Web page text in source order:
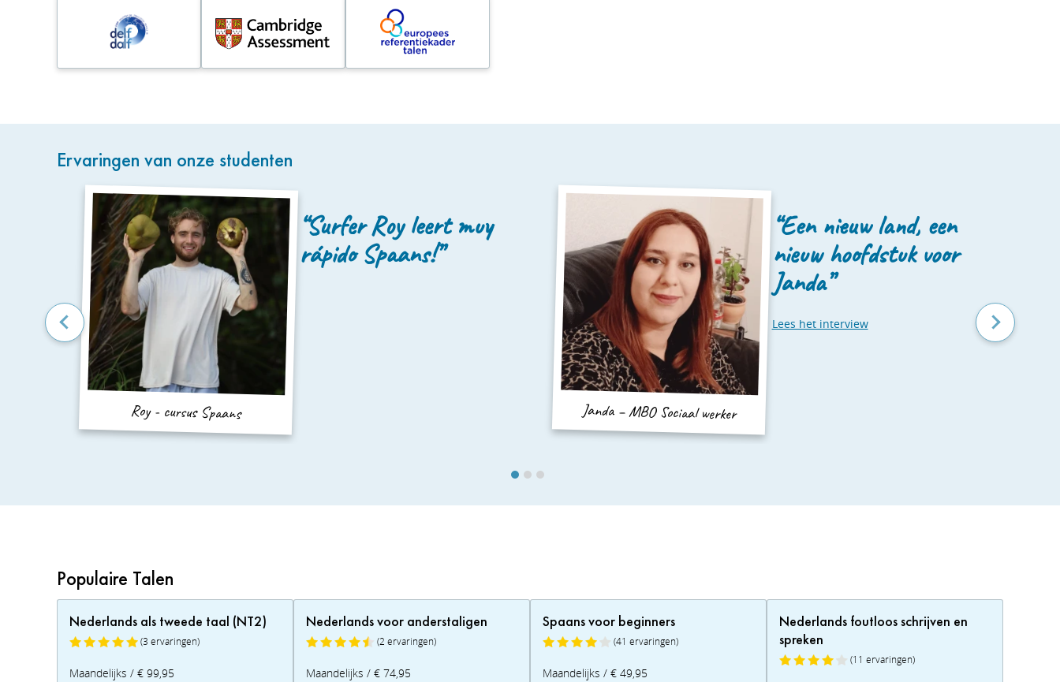
Ervaringen van onze studenten
Next
Roy - cursus Spaans
“Surfer Roy leert muy
rápido Spaans!”
Janda – MBO Sociaal werker
“Een nieuw land, een
nieuw hoofdstuk voor
Janda”
Lees het interview
Populaire Talen
Nederlands als tweede taal (NT2)
(3 ervaringen)
Maandelijks / € 99,95
Nederlands voor anderstaligen
(2 ervaringen)
Maandelijks / € 74,95
Spaans voor beginners
(41 ervaringen)
Maandelijks / € 49,95
Nederlands foutloos schrijven en
spreken
(11 ervaringen)